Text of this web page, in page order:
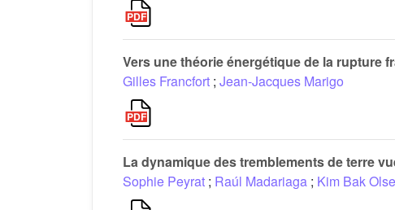
Vers une théorie énergétique de la rupture
Gilles Francfort ; Jean-Jacques Marigo
La dynamique des tremblements de terre
Sophie Peyrat ; Raúl Madariaga ; Kim Bak